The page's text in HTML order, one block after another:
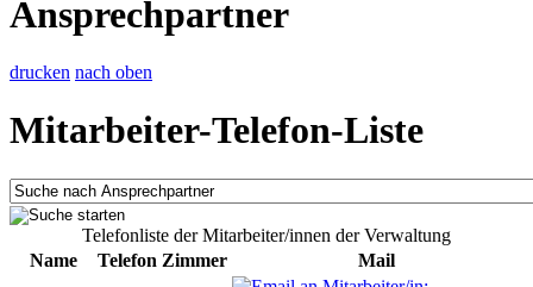
Ansprechpartner
drucken nach oben
Mitarbeiter-Telefon-Liste
Telefonliste der Mitarbeiter/innen der Verwaltung
Name
Telefon Zimmer Mail